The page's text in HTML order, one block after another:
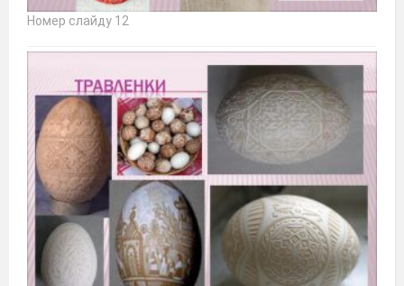
Номер слайду 12